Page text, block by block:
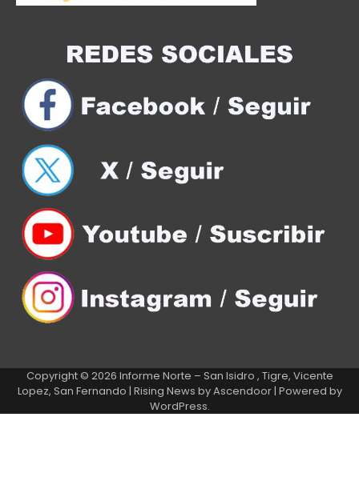
Copyright © 2026 Informe Norte – San Isidro , Tigre, Vicente
Lopez, San Fernando | Rising News byAscendoor| Powered by
WordPress.